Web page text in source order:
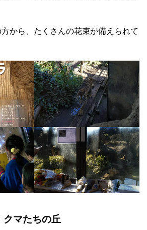
から、たくさんの花束が備えられて
クマたちの丘